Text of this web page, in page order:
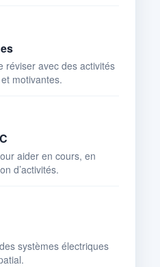
réviser avec des activités
motivantes.
aider en cours, en
d’activités.
systèmes électriques